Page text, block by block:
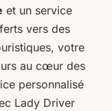
et un service
vers des
votre
au cœur des
personnalisé
Lady Driver